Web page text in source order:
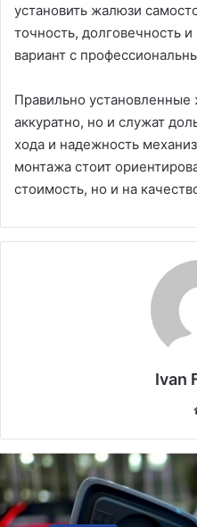
установить жалюзи
точность, долговечность
вариант с
Правильно установленные
аккуратно, но и служат
хода и надежность
монтажа стоит
стоимость, но и на
Ivan